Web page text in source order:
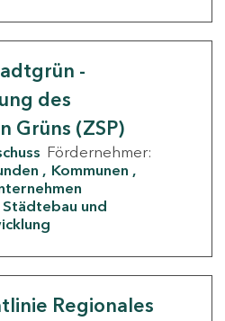
-
des
Grüns (ZSP)
Fördernehmer:
Kommunen
Städtebau und
Regionales